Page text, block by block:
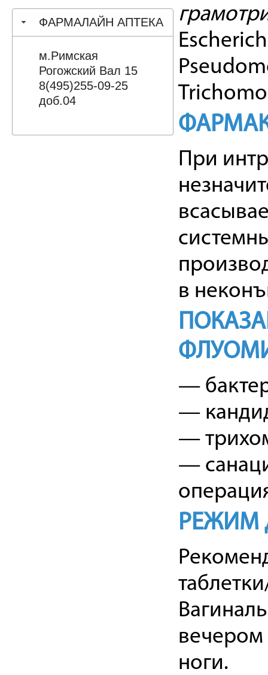
ФАРМАЛАЙН АПТЕКА
м.Римская
Рогожский Вал 15
8(495)255-09-25
доб.04
При
в
—
—
—
—
РЕЖИМ
вечером
ноги.